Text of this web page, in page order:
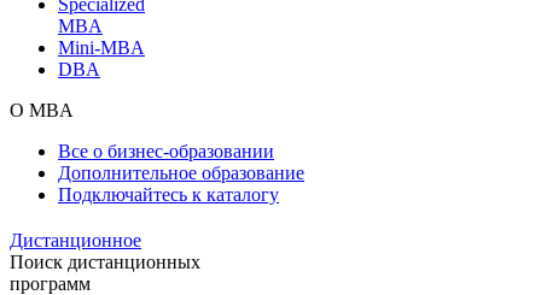
MBA
Mini-MBA
DBA
О MBA
Все о бизнес-образовании
Дополнительное образование
Подключайтесь к каталогу
Дистанционное
Поиск дистанционных
программ